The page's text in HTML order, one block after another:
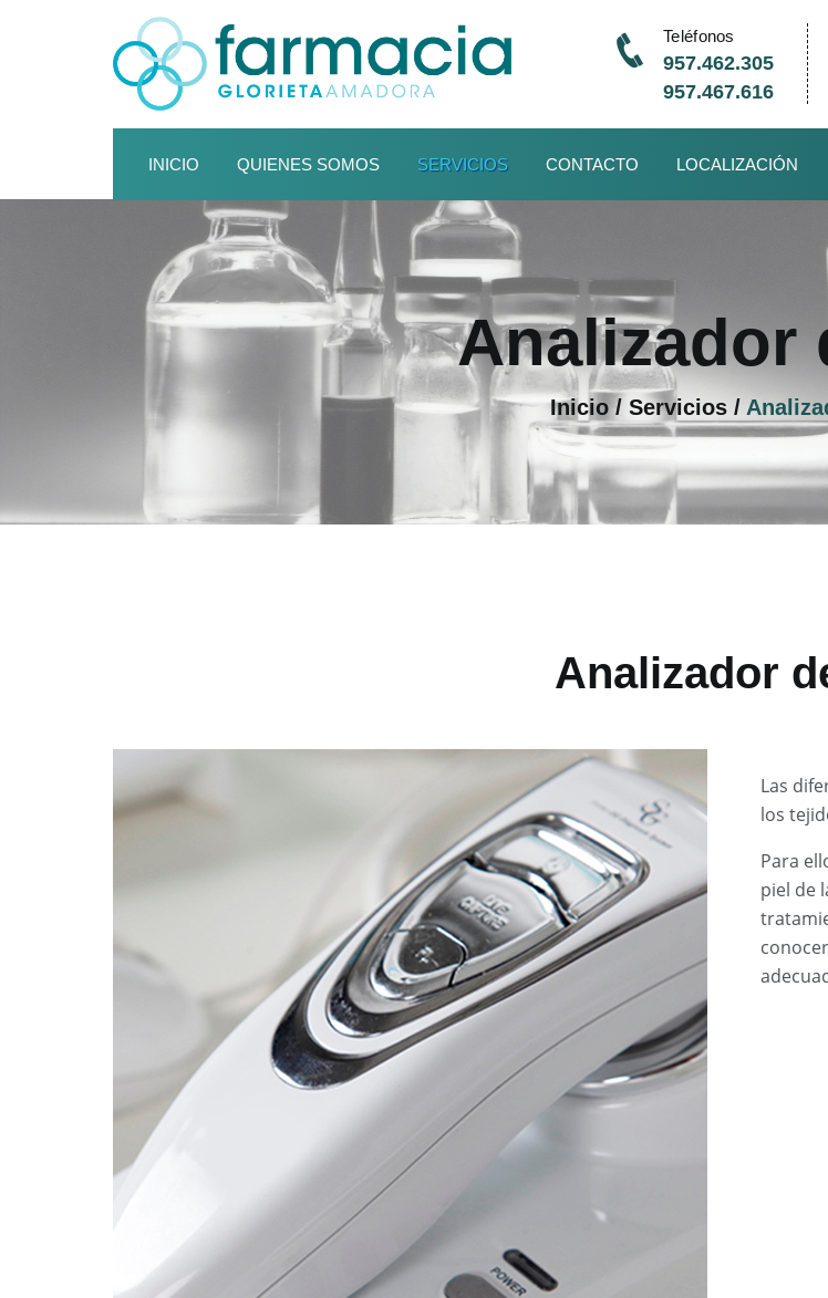
Teléfonos
957.462.305
957.467.616
INICIO QUIENES SOMOS SERVICIOS CONTACTO LOCALIZACIÓN
Analizador
Inicio / Servicios /
Analizador
Las
los
Para
piel de